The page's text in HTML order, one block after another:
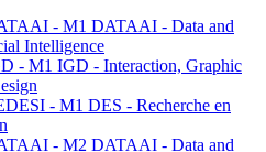
- M1 DATAAI - Data and
Intelligence
- M1 IGD - Interaction, Graphic
- M1 DES - Recherche en
- M2 DATAAI - Data and